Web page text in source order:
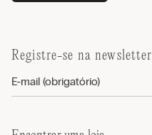
Registre-se na newsletter